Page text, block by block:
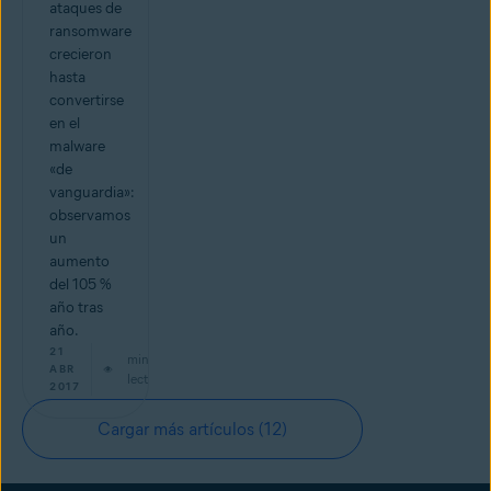
ataques de
ransomware
crecieron
hasta
convertirse
en el
malware
«de
vanguardia»:
observamos
un
aumento
del 105 %
año tras
año.
21
ABR
2017
min de
lectura
Cargar más artículos (12)